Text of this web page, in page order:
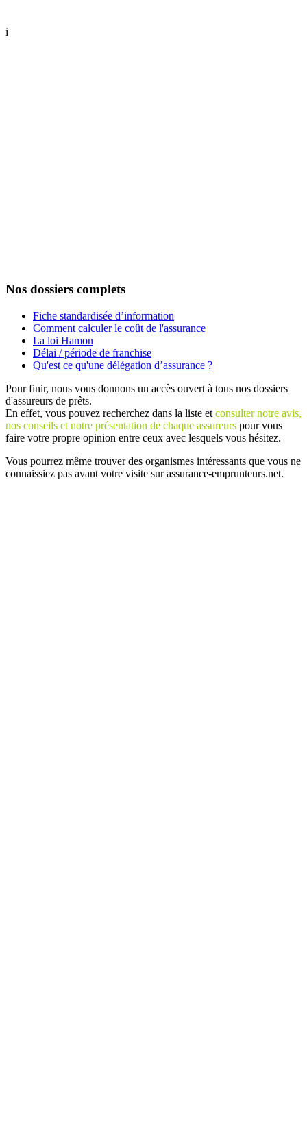
i
Nos dossiers complets
Fiche standardisée d’information
Comment calculer le coût de l'assurance
La loi Hamon
Délai / période de franchise
Qu'est ce qu'une délégation d’assurance ?
Pour finir, nous vous donnons un accès ouvert à tous nos dossiers
d'assureurs de prêts.
En effet, vous pouvez recherchez dans la liste et consulter notre avis,
nos conseils et notre présentation de chaque assureurs pour vous
faire votre propre opinion entre ceux avec lesquels vous hésitez.
Vous pourrez même trouver des organismes intéressants que vous ne
connaissiez pas avant votre visite sur assurance-emprunteurs.net.